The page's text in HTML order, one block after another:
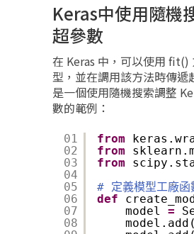
Keras中使用隨機
超參數
在 Keras 中，可以使用 fit()
型，並在調用該方法時傳遞
是一個使用隨機搜索調整
數的範例：
01
02
03
04
05
06
07
08
from
from
from
# 定義模型工廠函
def
model =